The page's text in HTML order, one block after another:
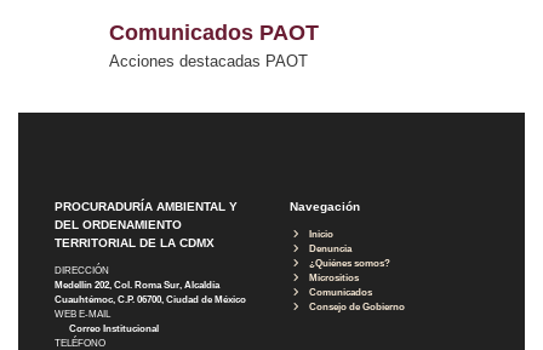
Comunicados PAOT
Acciones destacadas PAOT
PROCURADURÍA AMBIENTAL Y
DEL ORDENAMIENTO
TERRITORIAL DE LA CDMX
DIRECCIÓN
Medellín 202, Col. Roma Sur, Alcaldía
Cuauhtémoc, C.P. 06700, Ciudad de México
WEB E-MAIL
Correo Institucional
TELÉFONO
Navegación
Inicio
Denuncia
¿Quiénes somos?
Micrositios
Comunicados
Consejo de Gobierno